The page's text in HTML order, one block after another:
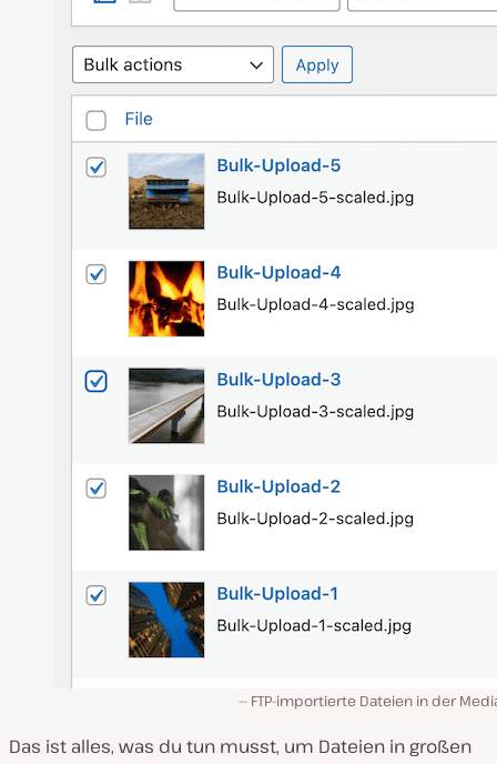
FTP-importierte Dateien in der
Das ist alles, was du tun musst, um Dateien in großen